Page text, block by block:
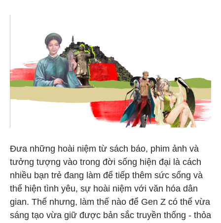
Đưa những hoài niệm từ sách báo, phim ảnh và
tưởng tượng vào trong đời sống hiện đại là cách
nhiều bạn trẻ đang làm để tiếp thêm sức sống và
thể hiện tình yêu, sự hoài niệm với văn hóa dân
gian. Thế nhưng, làm thế nào để Gen Z có thể vừa
sáng tạo vừa giữ được bản sắc truyền thống - thỏa